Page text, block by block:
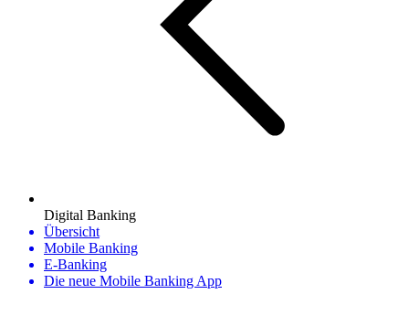
Digital Banking
Übersicht
Mobile Banking
E-Banking
Die neue Mobile Banking App